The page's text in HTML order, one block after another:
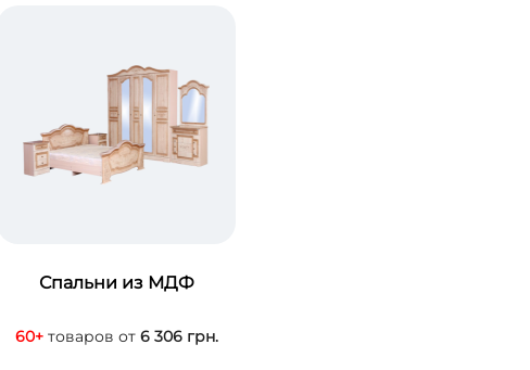
Спальни из МДФ
60+товаров от 6 306 грн.